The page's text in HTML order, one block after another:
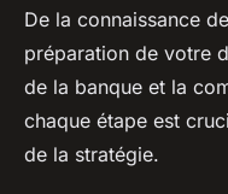
De la connaissance
préparation de votre
de la banque et la
chaque étape est
de la stratégie.